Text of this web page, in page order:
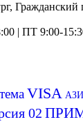
Гражданский
| ПТ 9:00-
VISA
02